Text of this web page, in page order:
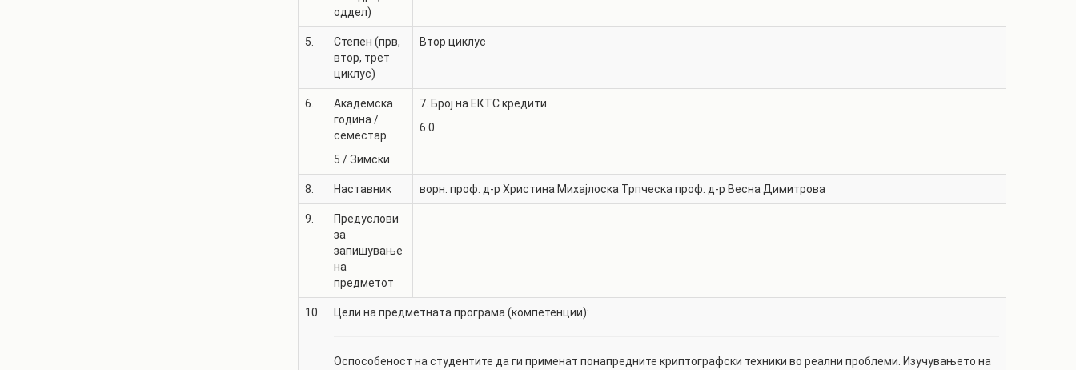
оддел)
5.
Степен (прв,
втор, трет
циклус)
Втор циклус
6.
Академска
година /
семестар
5 /Зимски
7. Број на ЕКТС кредити
6.0
8. Наставник ворн. проф. д-р Христина Михајлоска Трпческа проф. д-р Весна Димитрова
9.
Предуслови
за
запишување
на
предметот
10. Цели на предметната програма (компетенции):
Оспособеност на студентите да ги применат понапредните криптографски техники во реални проблеми. Изучувањето на